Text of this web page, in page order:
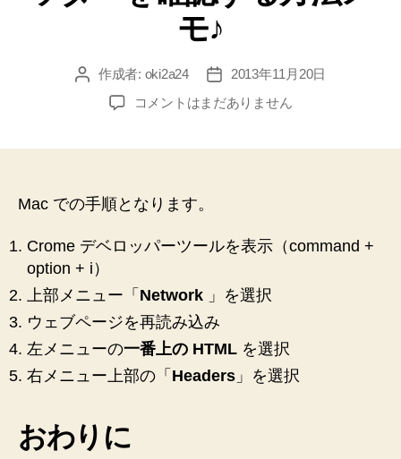
モ♪
投 作成者: oki2a24
投
稿
日
2013年11月20日
Crome
パ
で
HTTP
レ
ス
ポ
コメントはまだありません
Mac での手順となります。
Crome デベロッパーツールを表示（command +
option + i）
上部メニュー「 Network 」を選択
ウェブページを再読み込み
左メニューの一番上の HTML を選択
右メニュー上部の「 Headers 」を選択
おわりに